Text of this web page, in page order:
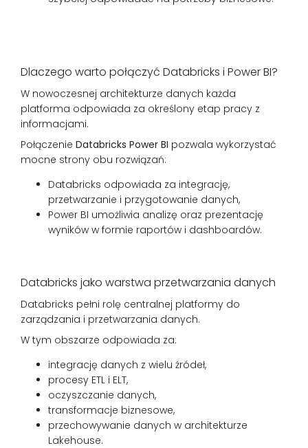
Dlaczego warto połączyć Databricks i Power BI?
W nowoczesnej architekturze danych każda
platforma odpowiada za określony etap pracy z
informacjami.
Połączenie Databricks Power BI pozwala wykorzystać
mocne strony obu rozwiązań:
Databricks odpowiada za integrację,
przetwarzanie i przygotowanie danych,
Power BI umożliwia analizę oraz prezentację
wyników w formie raportów i dashboardów.
Databricks jako warstwa przetwarzania danych
Databricks pełni rolę centralnej platformy do
zarządzania i przetwarzania danych.
W tym obszarze odpowiada za:
integrację danych z wielu źródeł,
procesy ETL i ELT,
oczyszczanie danych,
transformacje biznesowe,
przechowywanie danych w architekturze
Lakehouse.